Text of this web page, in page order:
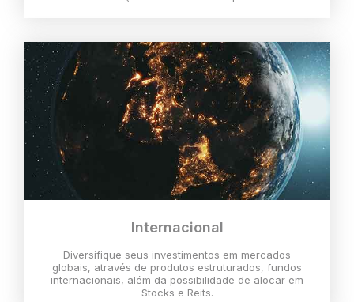
Internacional
Diversifique seus investimentos em mercados
globais, através de produtos estruturados, fundos
internacionais, além da possibilidade de alocar em
Stocks e Reits.